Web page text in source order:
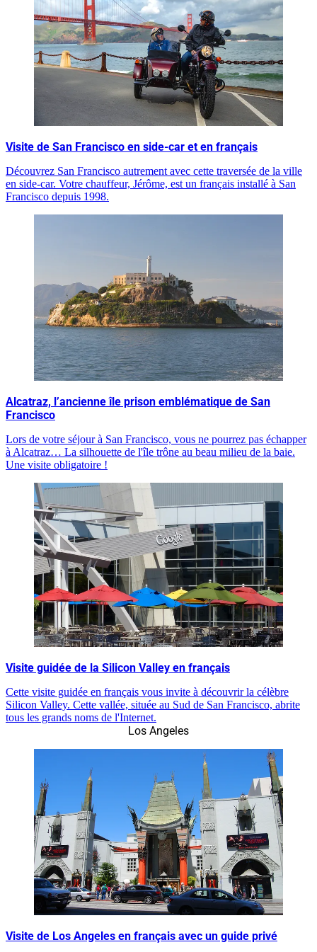
Visite de San Francisco en side-car et en français
Découvrez San Francisco autrement avec cette traversée de la ville
en side-car. Votre chauffeur, Jérôme, est un français installé à San
Francisco depuis 1998.
Alcatraz, l’ancienne île prison emblématique de San
Francisco
Lors de votre séjour à San Francisco, vous ne pourrez pas échapper
à Alcatraz… La silhouette de l'île trône au beau milieu de la baie.
Une visite obligatoire !
Visite guidée de la Silicon Valley en français
Cette visite guidée en français vous invite à découvrir la célèbre
Silicon Valley. Cette vallée, située au Sud de San Francisco, abrite
tous les grands noms de l'Internet.
Los Angeles
Visite de Los Angeles en français avec un guide privé